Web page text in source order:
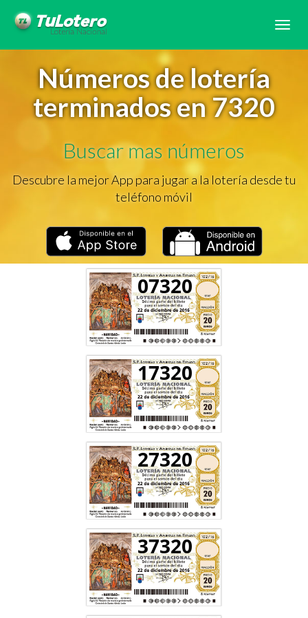
Números de lotería
terminados en 7320
Buscar mas números
Descubre la mejor App para jugar a la lotería desde tu
teléfono móvil
07320
17320
27320
37320